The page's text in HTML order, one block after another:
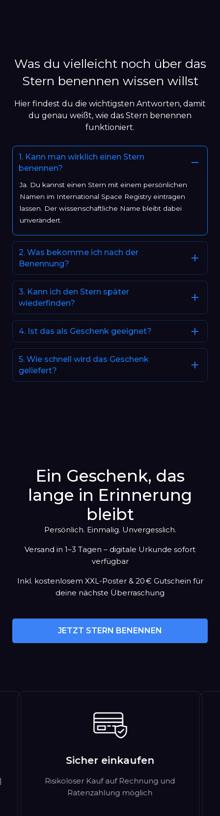
Was du vielleicht noch über das
Stern benennen wissen willst
Hier findest du die wichtigsten Antworten, damit
du genau weißt, wie das Stern benennen
funktioniert.
1. Kann man wirklich einen Stern
benennen?
Ja. Du kannst einen Stern mit einem persönlichen
Namen im International Space Registry eintragen
lassen. Der wissenschaftliche Name bleibt dabei
unverändert.
2. Was bekomme ich nach der
Benennung?
3. Kann ich den Stern später
wiederfinden?
4. Ist das als Geschenk geeignet?
5. Wie schnell wird das Geschenk
geliefert?
Ein Geschenk, das
lange in Erinnerung
bleibt
Persönlich. Einmalig. Unvergesslich.
Versand in 1–3 Tagen – digitale Urkunde sofort
verfügbar
Inkl. kostenlosem XXL-Poster & 20 € Gutschein für
deine nächste Überraschung
JETZT STERN BENENNEN
Sicher einkaufen
Risikoloser Kauf auf Rechnung und
Ratenzahlung möglich